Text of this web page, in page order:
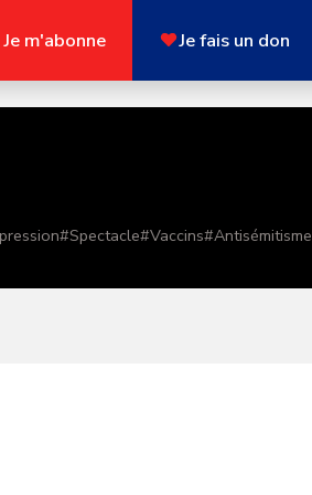
Je m'abonne Je fais un don
#Spectacle#Vaccins#Antisémitisme